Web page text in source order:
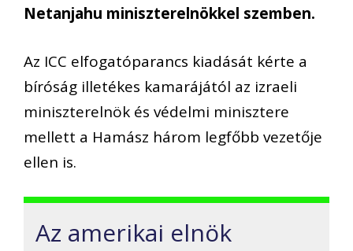
Netanjahu miniszterelnökkel szemben.
Az ICC elfogatóparancs kiadását kérte a
bíróság illetékes kamarájától az izraeli
miniszterelnök és védelmi minisztere
mellett a Hamász három legfőbb vezetője
ellen is.
Az amerikai elnök